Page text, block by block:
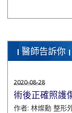
醫師告訴你
2020-08-28
術後正確照護
作者: 林燦勳 整形